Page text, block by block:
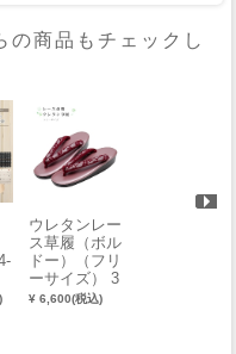
の商品もチェックし
ウレタンレー
ス草履（ボル
ドー）（フリ
ーサイズ） 3
331-00005-C-
¥ 6,600(税込)